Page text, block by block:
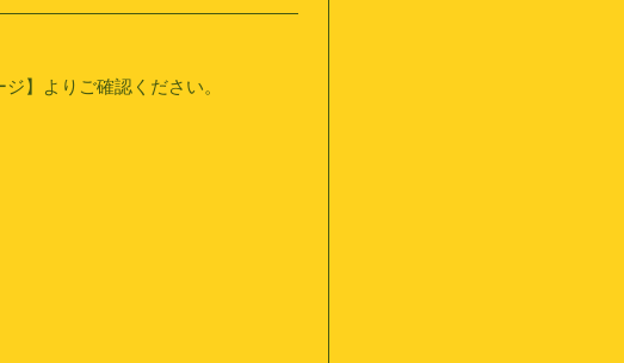
ジ】よりご確認ください。